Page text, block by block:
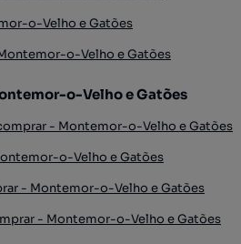
o-Velho e Gatões
o-Velho e Gatões
o-Velho e Gatões
- Montemor-o-Velho e Gatões
o-Velho e Gatões
- Montemor-o-Velho e Gatões
- Montemor-o-Velho e Gatões